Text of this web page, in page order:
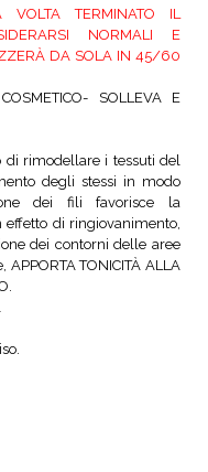
VOLTA TERMINATO IL
NORMALI E
DA SOLA IN 45/60
- SOLLEVA E
di rimodellare i tessuti del
degli stessi in modo
dei fili favorisce la
di ringiovanimento,
dei contorni delle aree
TONICITÀ ALLA